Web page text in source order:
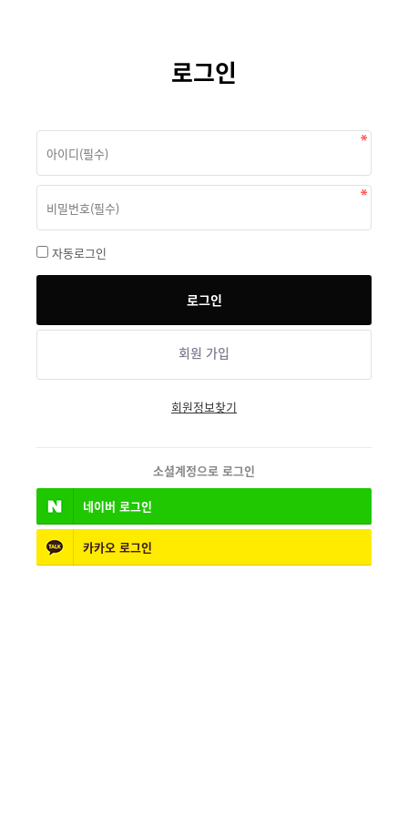
로그인
자동로그인
회원 가입
회원정보찾기
소셜계정으로 로그인
네이버 로그인
카카오 로그인